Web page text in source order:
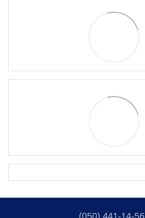
(050) 441-14-56